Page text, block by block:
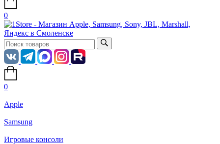
0
0
Apple
Samsung
Игровые консоли